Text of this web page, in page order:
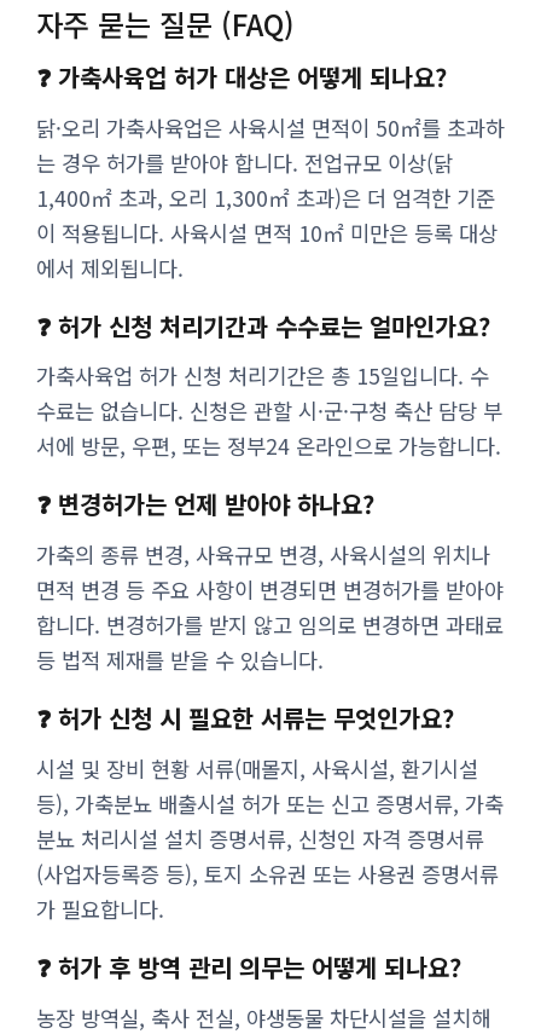
자주 묻는 질문 (FAQ)
❓ 가축사육업 허가 대상은 어떻게 되나요?
닭·오리 가축사육업은 사육시설 면적이 50㎡를 초과하
는 경우 허가를 받아야 합니다. 전업규모 이상(닭
1,400㎡ 초과, 오리 1,300㎡ 초과)은 더 엄격한 기준
이 적용됩니다. 사육시설 면적 10㎡ 미만은 등록 대상
에서 제외됩니다.
❓ 허가 신청 처리기간과 수수료는 얼마인가요?
가축사육업 허가 신청 처리기간은 총 15일입니다. 수
수료는 없습니다. 신청은 관할 시·군·구청 축산 담당 부
서에 방문, 우편, 또는 정부24 온라인으로 가능합니다.
❓ 변경허가는 언제 받아야 하나요?
가축의 종류 변경, 사육규모 변경, 사육시설의 위치나
면적 변경 등 주요 사항이 변경되면 변경허가를 받아야
합니다. 변경허가를 받지 않고 임의로 변경하면 과태료
등 법적 제재를 받을 수 있습니다.
❓ 허가 신청 시 필요한 서류는 무엇인가요?
시설 및 장비 현황 서류(매몰지, 사육시설, 환기시설
등), 가축분뇨 배출시설 허가 또는 신고 증명서류, 가축
분뇨 처리시설 설치 증명서류, 신청인 자격 증명서류
(사업자등록증 등), 토지 소유권 또는 사용권 증명서류
가 필요합니다.
❓ 허가 후 방역 관리 의무는 어떻게 되나요?
농장 방역실, 축사 전실, 야생동물 차단시설을 설치해